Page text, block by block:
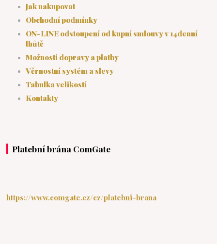
Jak nakupovat
Obchodní podmínky
ON-LINE odstoupení od kupní smlouvy v 14denní
lhůtě
Možnosti dopravy a platby
Věrnostní systém a slevy
Tabulka velikostí
Kontakty
Platební brána ComGate
https://www.comgate.cz/cz/platebni-brana